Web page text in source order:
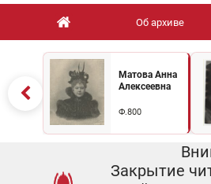
Об архиве
Матова Анна
Алексеевна
Ф.800
Закрытие